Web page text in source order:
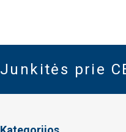
Junkitės prie